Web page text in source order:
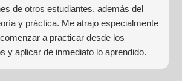
de otros estudiantes, además del
y práctica. Me atrajo especialmente
a practicar desde los
y aplicar de inmediato lo aprendido.